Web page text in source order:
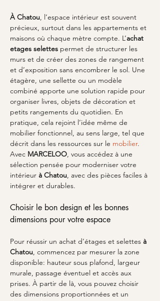
À Chatou, l’espace intérieur est souvent
précieux, surtout dans les appartements et
maisons où chaque mètre compte. L’achat
etages selettes permet de structurer les
murs et de créer des zones de rangement
et d’exposition sans encombrer le sol. Une
étagère, une sellette ou un modèle
combiné apporte une solution rapide pour
organiser livres, objets de décoration et
petits rangements du quotidien. En
pratique, cela rejoint l’idée même de
mobilier fonctionnel, au sens large, tel que
décrit dans les ressources sur le mobilier.
Avec MARCELOO, vous accédez à une
sélection pensée pour moderniser votre
intérieur à Chatou, avec des pièces faciles à
intégrer et durables.
Choisir le bon design et les bonnes
dimensions pour votre espace
Pour réussir un achat d’étages et selettes à
Chatou, commencez par mesurer la zone
disponible: hauteur sous plafond, largeur
murale, passage éventuel et accès aux
prises. À partir de là, vous pouvez choisir
des dimensions proportionnées et un